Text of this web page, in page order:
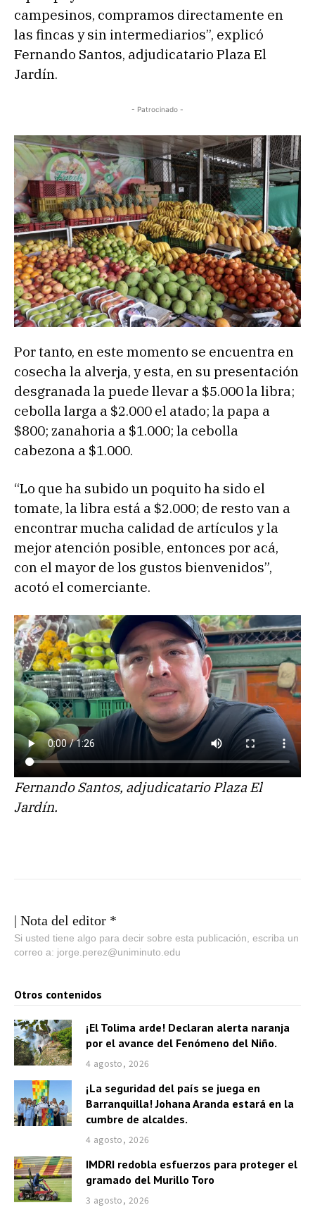
campesinos, compramos directamente en
las fincas y sin intermediarios”, explicó
Fernando Santos, adjudicatario Plaza El
Jardín.
- Patrocinado -
Por tanto, en este momento se encuentra en
cosecha la alverja, y esta, en su presentación
desgranada la puede llevar a $5.000 la libra;
cebolla larga a $2.000 el atado; la papa a
$800; zanahoria a $1.000; la cebolla
cabezona a $1.000.
“Lo que ha subido un poquito ha sido el
tomate, la libra está a $2.000; de resto van a
encontrar mucha calidad de artículos y la
mejor atención posible, entonces por acá,
con el mayor de los gustos bienvenidos”,
acotó el comerciante.
Fernando Santos, adjudicatario Plaza El
Jardín.
| Nota del editor *
Si usted tiene algo para decir sobre esta publicación, escriba un
correo a: jorge.perez@uniminuto.edu
Otros contenidos
¡El Tolima arde! Declaran alerta naranja
por el avance del Fenómeno del Niño.
4 agosto, 2026
¡La seguridad del país se juega en
Barranquilla! Johana Aranda estará en la
cumbre de alcaldes.
4 agosto, 2026
IMDRI redobla esfuerzos para proteger el
gramado del Murillo Toro
3 agosto, 2026